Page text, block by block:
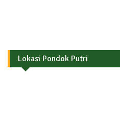
Lokasi Pondok Putri